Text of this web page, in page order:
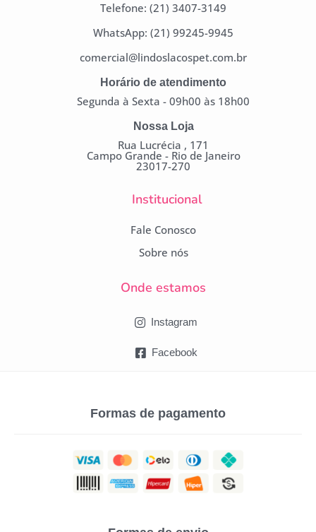
Telefone: (21) 3407-3149
WhatsApp: (21) 99245-9945
comercial@lindoslacospet.com.br
Horário de atendimento
Segunda à Sexta - 09h00 às 18h00
Nossa Loja
Rua Lucrécia , 171
Campo Grande - Rio de Janeiro
23017-270
Institucional
Fale Conosco
Sobre nós
Onde estamos
Instagram
Facebook
Formas de pagamento